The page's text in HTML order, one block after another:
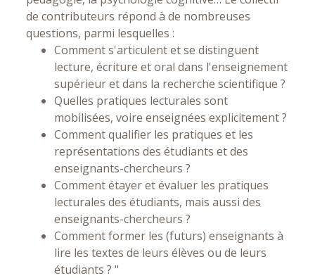
de contributeurs répond à de nombreuses
questions, parmi lesquelles :
Comment s'articulent et se distinguent
lecture, écriture et oral dans l'enseignement
supérieur et dans la recherche scientifique ?
Quelles pratiques lecturales sont
mobilisées, voire enseignées explicitement ?
Comment qualifier les pratiques et les
représentations des étudiants et des
enseignants-chercheurs ?
Comment étayer et évaluer les pratiques
lecturales des étudiants, mais aussi des
enseignants-chercheurs ?
Comment former les (futurs) enseignants à
lire les textes de leurs élèves ou de leurs
étudiants ? "